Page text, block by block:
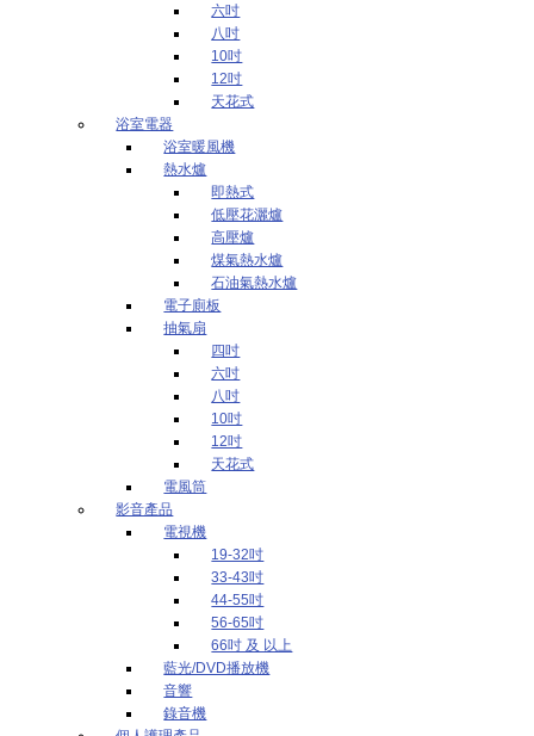
六吋
八吋
10吋
12吋
天花式
浴室電器
浴室暖風機
熱水爐
即熱式
低壓花灑爐
高壓爐
煤氣熱水爐
石油氣熱水爐
電子廁板
抽氣扇
四吋
六吋
八吋
10吋
12吋
天花式
電風筒
影音產品
電視機
19-32吋
33-43吋
44-55吋
56-65吋
66吋 及 以上
藍光/DVD播放機
音響
錄音機